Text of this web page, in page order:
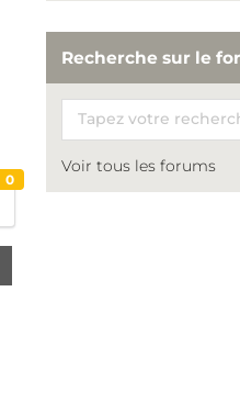
0
Recherche sur le
Voir tous les forums